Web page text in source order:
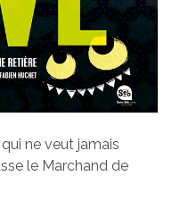
ne veut jamais
le Marchand de